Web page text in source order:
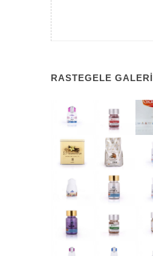
RASTEGELE GALERI